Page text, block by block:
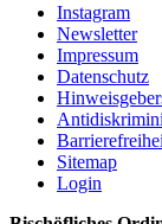
Instagram
Newsletter
Impressum
Datenschutz
Sitemap
Login